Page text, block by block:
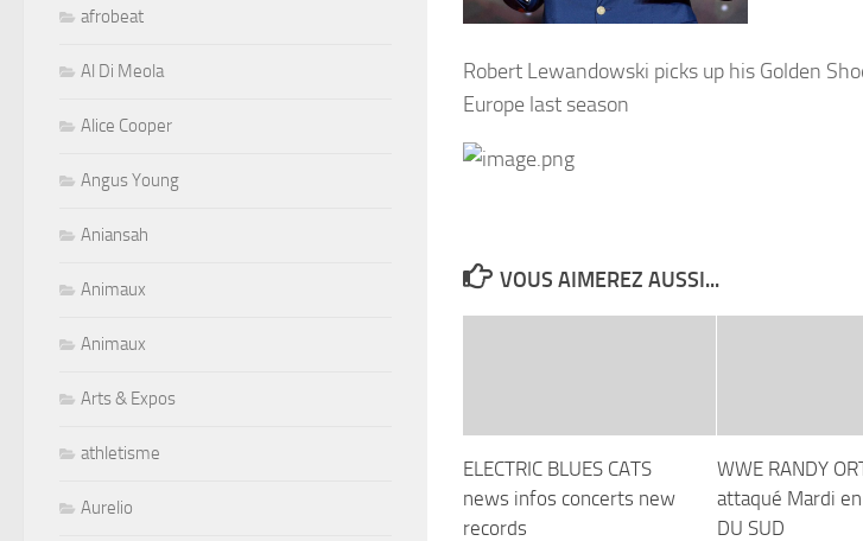
Robert Lewandowski picks up his Golden
Europe last season
VOUS AIMEREZ AUSSI...
ELECTRIC BLUES CATS
news infos concerts new
records
WWE RANDY
attaqué Mardi en
DU SUD
afrobeat
Al Di Meola
Alice Cooper
Angus Young
Aniansah
Animaux
Animaux
Arts & Expos
athletisme
Aurelio